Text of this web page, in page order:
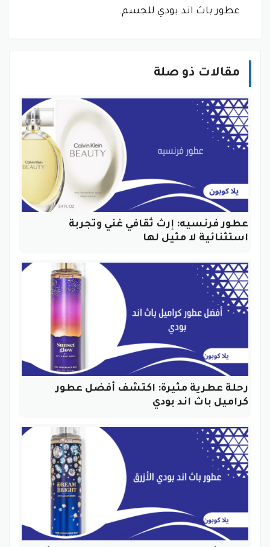
عطور باث اند بودي للجسم.
مقالات ذو صلة
عطور فرنسيه: إرث ثقافي غني وتجربة
استثنائية لا مثيل لها
رحلة عطرية مثيرة: اكتشف أفضل عطور
كراميل باث اند بودي